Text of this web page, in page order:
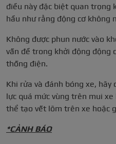
điều này đặc biệt quan trọng
hầu như rằng động cơ không
Không được phun nước vào
vấn đề trong khởi động động
thống điện.
Khi rửa và đánh bóng xe,
lực quá mức vùng trên mui
thể tạo vết lõm trên xe hoặc
*CẢNH BÁO